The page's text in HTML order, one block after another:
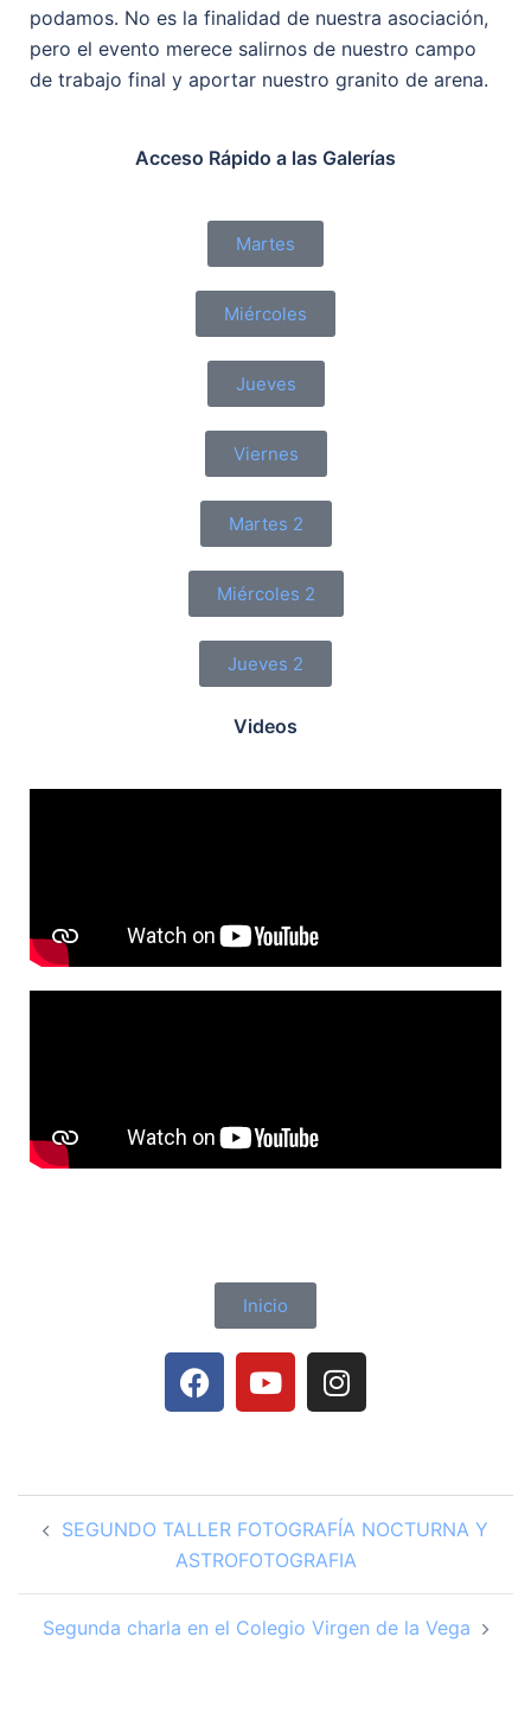
podamos. No es la finalidad de nuestra asociación,
pero el evento merece salirnos de nuestro campo
de trabajo final y aportar nuestro granito de arena.
Acceso Rápido a las Galerías
Martes
Miércoles
Jueves
Viernes
Martes 2
Miércoles 2
Jueves 2
Videos
Inicio
SEGUNDO TALLER FOTOGRAFÍA NOCTURNA Y
ASTROFOTOGRAFIA
Segunda charla en el Colegio Virgen de la Vega